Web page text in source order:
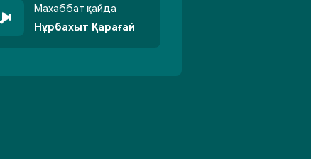
Махаббат қайда
Нұрбахыт Қарағай